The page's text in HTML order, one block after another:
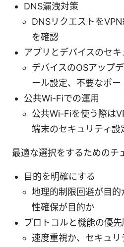
DNS漏洩対策
DNSリクエストを
を確認
アプリとデバイスのセキ
デバイスのOSアップ
ール設定、不要なポー
公共Wi-Fiでの運用
公共Wi-Fiを使う際は
端末のセキュリティ設
最適な選択をするためのチ
目的を明確にする
地理的制限回避が目
性確保が目的か
プロトコルと機能の優先
速度重視か、セキュリ